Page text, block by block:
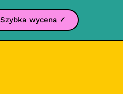
Szybka wycena ✔